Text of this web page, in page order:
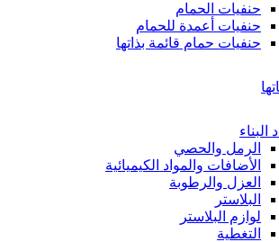
حنفيات الحمام
حنفيات أعمدة للحمام
حنفيات حمام قائمة بذاتها
البناء
الرمل والحصي
الأضافات والمواد الكيميائية
العزل والرطوبة
البلاستر
لوازم البلاستر
التغطية